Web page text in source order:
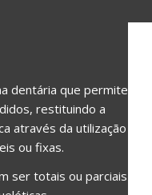
dentária que permite
restituindo a
através da utilização
ou fixas.
ser totais ou parciais